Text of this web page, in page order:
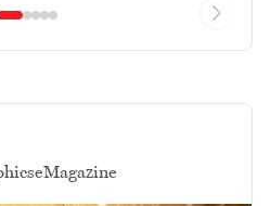
eMagazine